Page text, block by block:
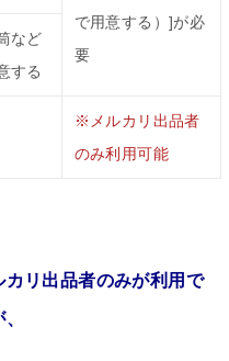
で用意する）]が必
要
など
する
※メルカリ出品者
のみ利用可能
カリ出品者のみが利用で